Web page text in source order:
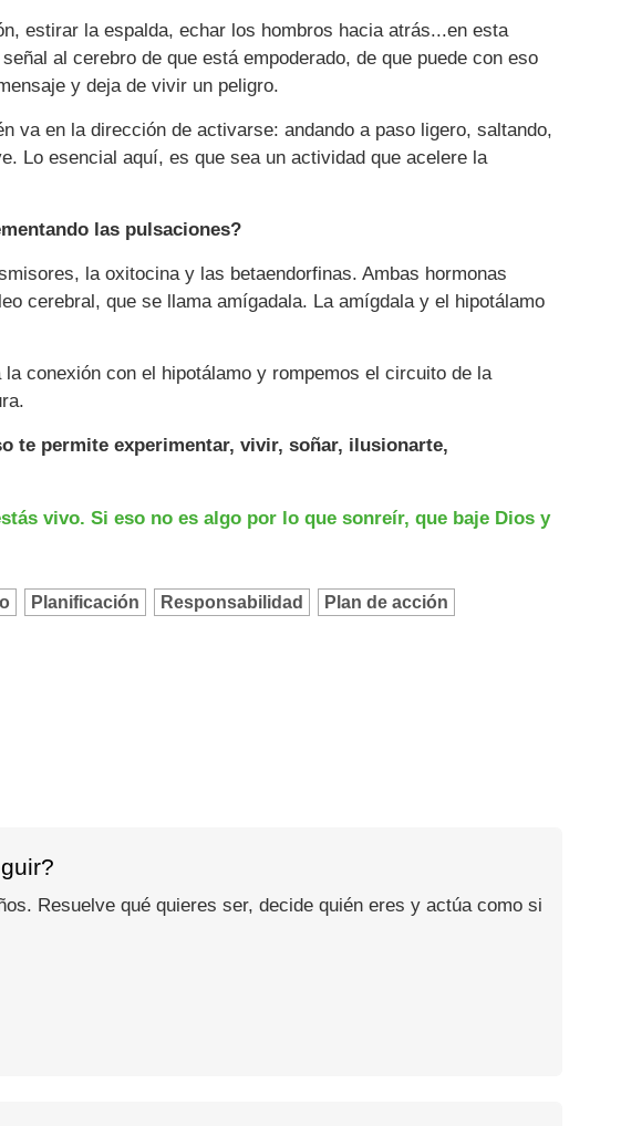
estirar la espalda, echar los hombros hacia atrás...en esta
al cerebro de que está empoderado, de que puede con eso
y deja de vivir un peligro.
va en la dirección de activarse: andando a paso ligero, saltando,
Lo esencial aquí, es que sea un actividad que acelere la
las pulsaciones?
la oxitocina y las betaendorfinas. Ambas hormonas
cerebral, que se llama amígadala. La amígdala y el hipotálamo
conexión con el hipotálamo y rompemos el circuito de la
te permite experimentar, vivir, soñar, ilusionarte,
vivo. Si eso no es algo por lo que sonreír, que baje Dios y
Planificación Responsabilidad Plan de acción
Resuelve qué quieres ser, decide quién eres y actúa como si